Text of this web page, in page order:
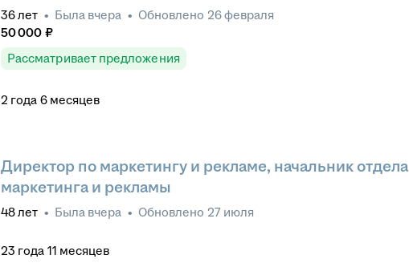
36лет • Была вчера • Обновлено 26 февраля
50 000 ₽
Рассматривает предложения
2 года 6 месяцев
Директор по маркетингу и рекламе, начальник отдела
маркетинга и рекламы
48лет • Была вчера • Обновлено 27 июля
23 года 11 месяцев